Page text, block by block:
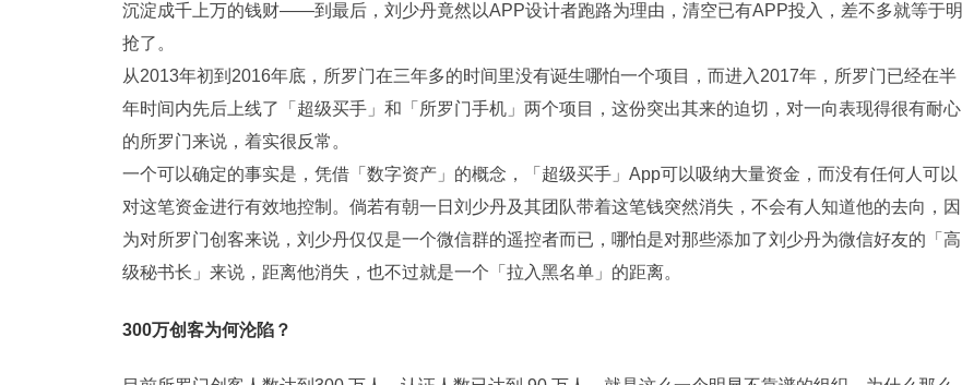
沉淀成千上万的钱财——到最后，刘少丹竟然以APP设计者跑路为理由，清空已有APP投入，差不多就等于明
抢了。
从2013年初到2016年底，所罗门在三年多的时间里没有诞生哪怕一个项目，而进入2017年，所罗门已经在半
年时间内先后上线了「超级买手」和「所罗门手机」两个项目，这份突出其来的迫切，对一向表现得很有耐心
的所罗门来说，着实很反常。
一个可以确定的事实是，凭借「数字资产」的概念，「超级买手」App可以吸纳大量资金，而没有任何人可以
对这笔资金进行有效地控制。倘若有朝一日刘少丹及其团队带着这笔钱突然消失，不会有人知道他的去向，因
为对所罗门创客来说，刘少丹仅仅是一个微信群的遥控者而已，哪怕是对那些添加了刘少丹为微信好友的「高
级秘书长」来说，距离他消失，也不过就是一个「拉入黑名单」的距离。
300万创客为何沦陷？